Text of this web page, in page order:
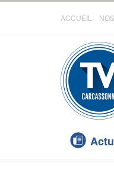
ACCUEIL